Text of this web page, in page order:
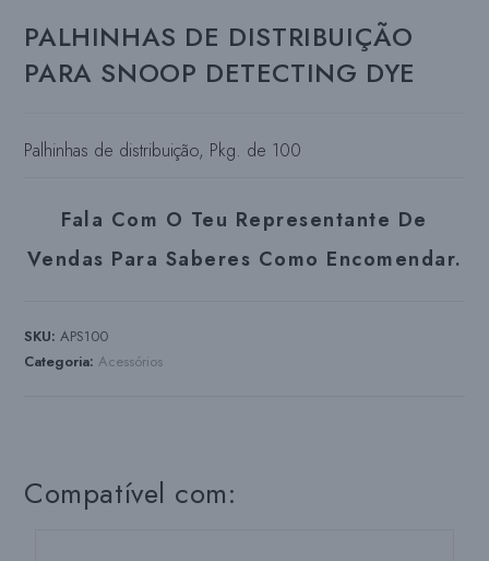
PALHINHAS DE DISTRIBUIÇÃO
PARA SNOOP DETECTING DYE
Palhinhas de distribuição, Pkg. de 100
Fala Com O Teu Representante De
Vendas Para Saberes Como Encomendar.
SKU:APS100
Categoria:Acessórios
Compatível com: